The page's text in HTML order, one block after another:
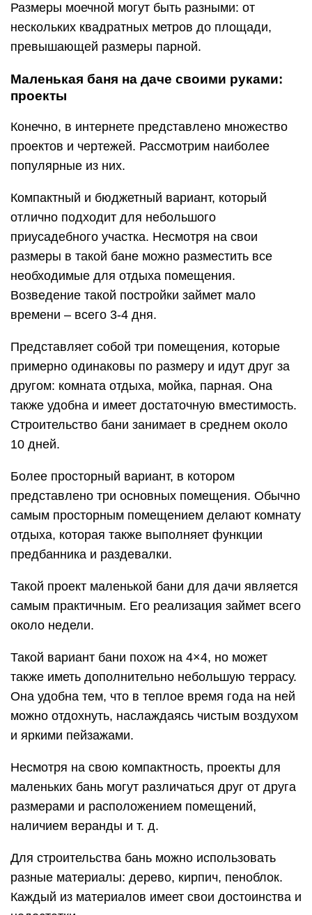
Размеры моечной могут быть разными: от
нескольких квадратных метров до площади,
превышающей размеры парной.
Маленькая баня на даче своими руками:
проекты
Конечно, в интернете представлено множество
проектов и чертежей. Рассмотрим наиболее
популярные из них.
Компактный и бюджетный вариант, который
отлично подходит для небольшого
приусадебного участка. Несмотря на свои
размеры в такой бане можно разместить все
необходимые для отдыха помещения.
Возведение такой постройки займет мало
времени – всего 3-4 дня.
Представляет собой три помещения, которые
примерно одинаковы по размеру и идут друг за
другом: комната отдыха, мойка, парная. Она
также удобна и имеет достаточную вместимость.
Строительство бани занимает в среднем около
10 дней.
Более просторный вариант, в котором
представлено три основных помещения. Обычно
самым просторным помещением делают комнату
отдыха, которая также выполняет функции
предбанника и раздевалки.
Такой проект маленькой бани для дачи является
самым практичным. Его реализация займет всего
около недели.
Такой вариант бани похож на 4×4, но может
также иметь дополнительно небольшую террасу.
Она удобна тем, что в теплое время года на ней
можно отдохнуть, наслаждаясь чистым воздухом
и яркими пейзажами.
Несмотря на свою компактность, проекты для
маленьких бань могут различаться друг от друга
размерами и расположением помещений,
наличием веранды и т. д.
Для строительства бань можно использовать
разные материалы: дерево, кирпич, пеноблок.
Каждый из материалов имеет свои достоинства и